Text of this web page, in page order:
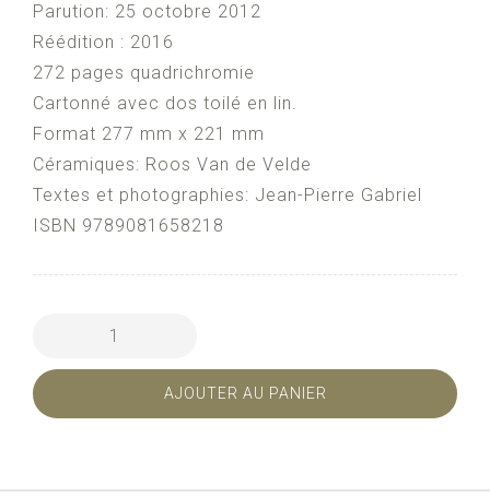
Parution: 25 octobre 2012
Réédition : 2016
272 pages quadrichromie
Cartonné avec dos toilé en lin.
Format 277 mm x 221 mm
Céramiques: Roos Van de Velde
Textes et photographies: Jean-Pierre Gabriel
ISBN 9789081658218
AJOUTER AU PANIER